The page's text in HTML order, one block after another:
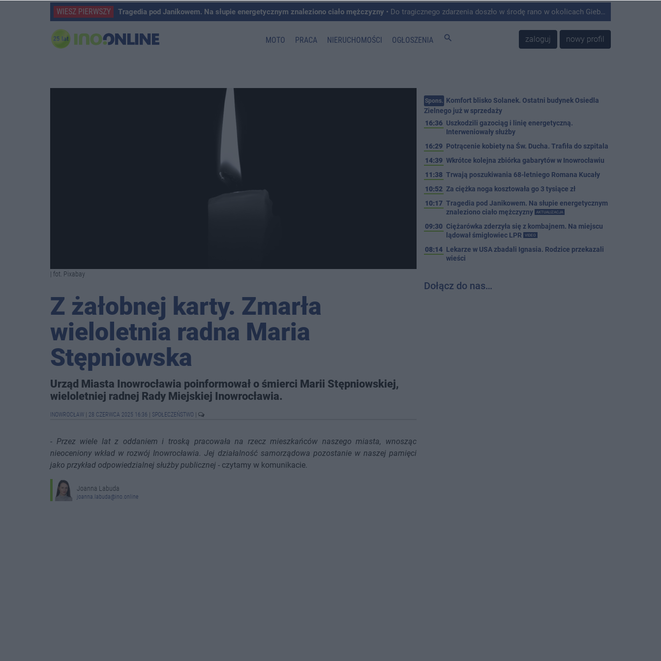
WIESZ PIERWSZY Tragedia pod Janikowem. Na słupie energetycznym znaleziono ciało mężczyzny • Do tragicznego zdarzenia doszło w środę rano w okolicach Giebni koło Janikowa. Wówczas na słupie energetycznym odnaleziono ciało mężczyzny.
MOTO PRACA NIERUCHOMOŚCI OGŁOSZENIA search zaloguj nowy profil
| fot. Pixabay
Z żałobnej karty. Zmarła
wieloletnia radna Maria
Stępniowska
Urząd Miasta Inowrocławia poinformował o śmierci Marii Stępniowskiej,
wieloletniej radnej Rady Miejskiej Inowrocławia.
INOWROCŁAW 28 CZERWCA 2025 16:36 SPOŁECZEŃSTWO
- Przez wiele lat z oddaniem i troską pracowała na rzecz mieszkańców naszego miasta, wnosząc
nieoceniony wkład w rozwój Inowrocławia. Jej działalność samorządowa pozostanie w naszej pamięci
jako przykład odpowiedzialnej służby publicznej - czytamy w komunikacie.
Joanna Labuda
joanna.labuda@ino.online
Spons. Komfort blisko Solanek. Ostatni budynek Osiedla
Zielnego już w sprzedaży
16:36 Uszkodzili gazociąg i linię energetyczną.
Interweniowały służby
16:29 Potrącenie kobiety na Św. Ducha. Trafiła do szpitala
14:39 Wkrótce kolejna zbiórka gabarytów w Inowrocławiu
11:38 Trwają poszukiwania 68-letniego Romana Kucały
10:52 Za ciężka noga kosztowała go 3 tysiące zł
10:17 Tragedia pod Janikowem. Na słupie energetycznym
znaleziono ciało mężczyzny
AKTUALIZACJA
09:30 Ciężarówka zderzyła się z kombajnem. Na miejscu
lądował śmigłowiec LPR
VIDEO
08:14 Lekarze w USA zbadali Ignasia. Rodzice przekazali
wieści
Dołącz do nas…